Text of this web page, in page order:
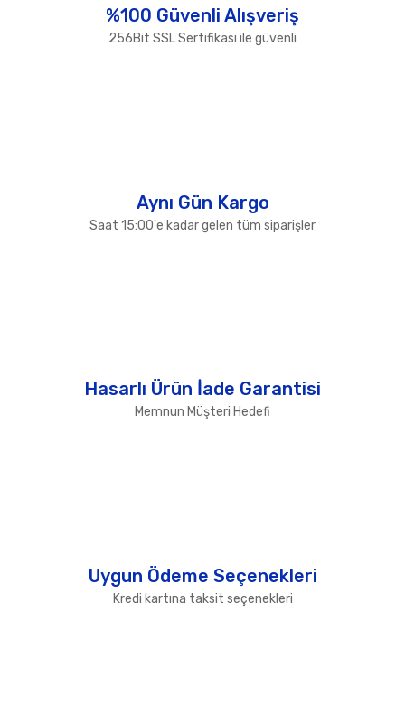
Ürün fiyatı diğer sitelerden daha pahalı.
%100 Güvenli Alışveriş
256Bit SSL Sertifikası ile güvenli
Aynı Gün Kargo
Saat 15:00'e kadar gelen tüm siparişler
Hasarlı Ürün İade Garantisi
Memnun Müşteri Hedefi
Uygun Ödeme Seçenekleri
Kredi kartına taksit seçenekleri